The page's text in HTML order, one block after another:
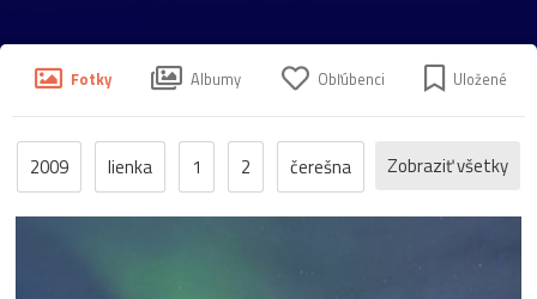
Fotky Albumy Obľúbenci Uložené
Zobraziť všetky
2009 lienka 1 2 čerešna